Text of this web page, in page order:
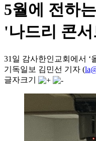
5월에 전하
'나드리 콘
31일 감사한인교회에서 ‘
기독일보 김민선 기자 (
글자크기